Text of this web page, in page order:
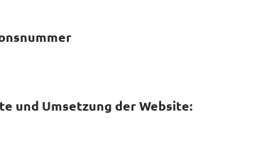
und Umsetzung der Website: